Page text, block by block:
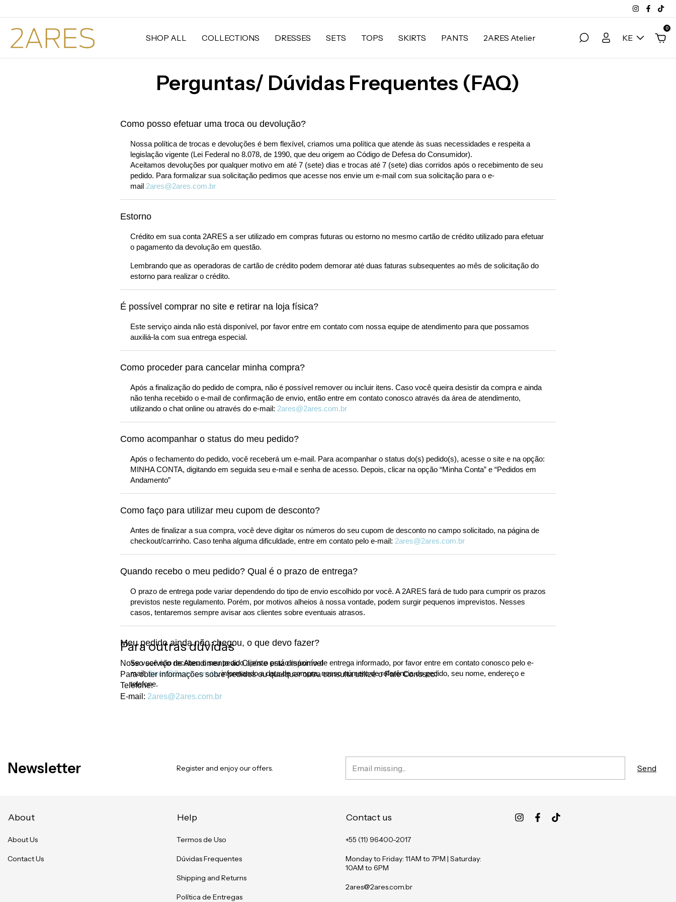
SHOP ALL COLLECTIONS DRESSES SETS TOPS SKIRTS PANTS 2ARES Atelier KE
0
Perguntas/ Dúvidas Frequentes (FAQ)
Como posso efetuar uma troca ou devolução?
Nossa política de trocas e devoluções é bem flexível, criamos uma política que atende às suas necessidades e respeita a
legislação vigente (Lei Federal no 8.078, de 1990, que deu origem ao Código de Defesa do Consumidor).
Aceitamos devoluções por qualquer motivo em até 7 (sete) dias e trocas até 7 (sete) dias corridos após o recebimento de seu
pedido. Para formalizar sua solicitação pedimos que acesse nos envie um e-mail com sua solicitação para o e-
mail 2ares@2ares.com.br
Estorno
Crédito em sua conta 2ARES a ser utilizado em compras futuras ou estorno no mesmo cartão de crédito utilizado para efetuar
o pagamento da devolução em questão.
Lembrando que as operadoras de cartão de crédito podem demorar até duas faturas subsequentes ao mês de solicitação do
estorno para realizar o crédito.
É possível comprar no site e retirar na loja física?
Este serviço ainda não está disponível, por favor entre em contato com nossa equipe de atendimento para que possamos
auxiliá-la com sua entrega especial.
Como proceder para cancelar minha compra?
Após a finalização do pedido de compra, não é possível remover ou incluir itens. Caso você queira desistir da compra e ainda
não tenha recebido o e-mail de confirmação de envio, então entre em contato conosco através da área de atendimento,
utilizando o chat online ou através do e-mail: 2ares@2ares.com.br
Como acompanhar o status do meu pedido?
Após o fechamento do pedido, você receberá um e-mail. Para acompanhar o status do(s) pedido(s), acesse o site e na opção:
MINHA CONTA, digitando em seguida seu e-mail e senha de acesso. Depois, clicar na opção “Minha Conta” e “Pedidos em
Andamento”
Como faço para utilizar meu cupom de desconto?
Antes de finalizar a sua compra, você deve digitar os números do seu cupom de desconto no campo solicitado, na página de
checkout/carrinho. Caso tenha alguma dificuldade, entre em contato pelo e-mail: 2ares@2ares.com.br
Quando recebo o meu pedido? Qual é o prazo de entrega?
O prazo de entrega pode variar dependendo do tipo de envio escolhido por você. A 2ARES fará de tudo para cumprir os prazos
previstos neste regulamento. Porém, por motivos alheios à nossa vontade, podem surgir pequenos imprevistos. Nesses
casos, tentaremos sempre avisar aos clientes sobre eventuais atrasos.
Meu pedido ainda não chegou, o que devo fazer?
Se você não recebeu o seu pedido após o prazo máximo de entrega informado, por favor entre em contato conosco pelo e-
mail,2ares@2ares.com.br, informando a data de compra, nosso número de referência do pedido, seu nome, endereço e
telefone.
Para outras dúvidas
Nosso serviço de Atendimento ao Cliente está disponível
Para obter informações sobre pedidos ou qualquer outra consulta utilize o Fale Conosco:
Telefone:
E-mail: 2ares@2ares.com.br
Newsletter Register and enjoy our offers.
About
About Us
Contact Us
Help
Termos de Uso
Dúvidas Frequentes
Shipping and Returns
Política de Entregas
Contact us
+55 (11) 96400-2017
Monday to Friday: 11AM to 7PM | Saturday:
10AM to 6PM
2ares@2ares.com.br